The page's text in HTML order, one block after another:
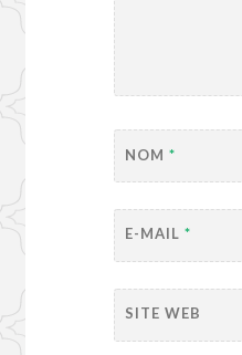
NOM*
E-MAIL*
SITE WEB